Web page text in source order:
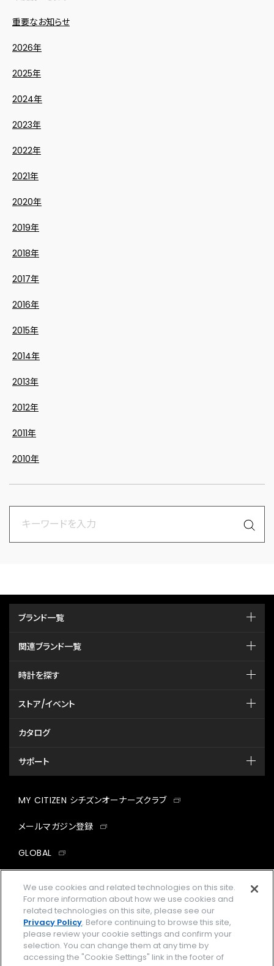
重要なお知らせ
2026年
2025年
2024年
2023年
2022年
2021年
2020年
2019年
2018年
2017年
2016年
2015年
2014年
2013年
2012年
2011年
2010年
ブランド一覧
関連ブランド一覧
時計を探す
ストア/イベント
カタログ
サポート
MY CITIZEN シチズンオーナーズクラブ
メールマガジン登録
GLOBAL
facebookinstagramtwitter
企業情報 ご利用規約
プライバシーポリシー Cookies Settings
We use cookies and related technologies on this site.
For more information about how we use cookies and
related technologies on this site, please see our
Privacy Policy. Before continuing to browse this site,
please review your cookie settings and confirm your
selection. You can change them at any time by
accessing the "Cookie Settings" link in the footer of